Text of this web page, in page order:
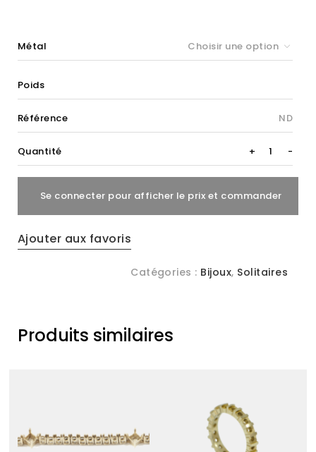
Métal Choisir une option
Poids
Référence ND
Quantité
R814
quantity
+ -
Se connecter pour afficher le prix et commander
Ajouter aux favoris
Catégories : Bijoux, Solitaires
Produits similaires